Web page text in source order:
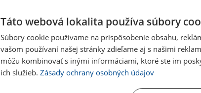
Táto webová lokalita používa súbory
Súbory cookie používame na prispôsobenie obsahu,
vašom používaní našej stránky zdieľame aj s našimi
môžu kombinovať s inými informáciami, ktoré ste im
ich služieb. Zásady ochrany osobných údajov